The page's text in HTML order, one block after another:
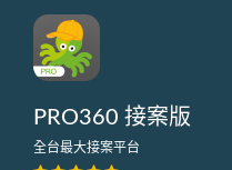
PRO360 接案版
全台最大接案平台